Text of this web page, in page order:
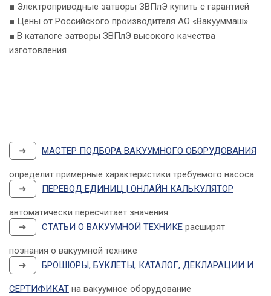
■ Электроприводные затворы ЗВПлЭ купить с гарантией
■ Цены от Российского производителя АО «Вакууммаш»
■ В каталоге затворы ЗВПлЭ высокого качества
изготовления
➜ МАСТЕР ПОДБОРА ВАКУУМНОГО ОБОРУДОВАНИЯ
определит примерные характеристики требуемого насоса
➜
ПЕРЕВОД ЕДИНИЦ | ОНЛАЙН КАЛЬКУЛЯТОР
автоматически пересчитает значения
➜
СТАТЬИ О ВАКУУМНОЙ ТЕХНИКЕ расширят
познания о вакуумной технике
➜
БРОШЮРЫ, БУКЛЕТЫ, КАТАЛОГ, ДЕКЛАРАЦИИ И
СЕРТИФИКАТ на вакуумное оборудование